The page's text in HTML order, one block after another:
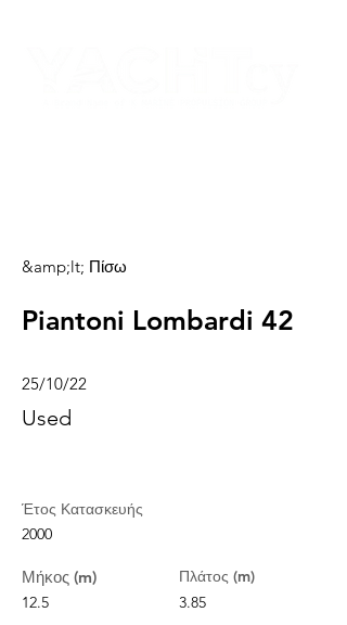
&amp;lt; Πίσω
Piantoni Lombardi 42
25/10/22
Used
Έτος Κατασκευής
2000
Μήκος (m)
12.5
Πλάτος (m)
3.85